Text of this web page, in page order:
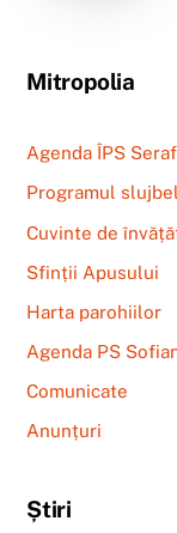
Mitropolia
Agenda ÎPS
Programul
Cuvinte de
Sfinții Apusului
Harta parohiilor
Agenda PS
Comunicate
Anunțuri
Știri